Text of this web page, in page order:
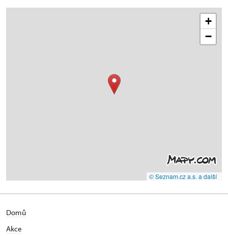
+
−
© Seznam.cz a.s. a další
Domů
Akce